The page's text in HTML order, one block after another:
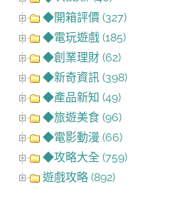
◆開箱評價 (327)
◆電玩遊戲 (185)
◆創業理財 (62)
◆新奇資訊 (398)
◆產品新知 (49)
◆旅遊美食 (96)
◆電影動漫 (66)
◆攻略大全 (759)
遊戲攻略 (892)